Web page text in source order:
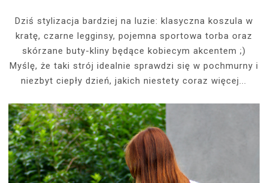
Dziś stylizacja bardziej na luzie: klasyczna koszula w
kratę, czarne legginsy, pojemna sportowa torba oraz
skórzane buty-kliny będące kobiecym akcentem ;)
Myślę, że taki strój idealnie sprawdzi się w pochmurny i
niezbyt ciepły dzień, jakich niestety coraz więcej...